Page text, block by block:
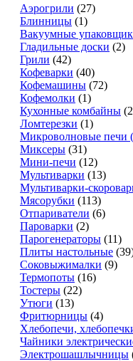
Аэрогрили (27)
Блинницы (1)
Вакуумные
Гладильные доски (2)
Грили (42)
Кофеварки (40)
Кофемашины (72)
Кофемолки (1)
Кухонные комбайны
Ломтерезки (1)
Микроволновые печи
Миксеры (31)
Мини-печи (12)
Мультиварки (13)
Мультиварки-
Мясорубки (113)
Отпариватели (6)
Пароварки (2)
Парогенераторы (11)
Плиты настольные
Соковыжималки (9)
Термопоты (16)
Тостеры (22)
Утюги (13)
Фритюрницы (4)
Хлебопечи,
Чайники
Электрошашлычницы